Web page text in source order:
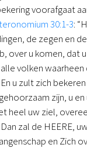
voorafgaat
30:1-3:
de zegen en
over u komen, dat
volken waarheen
u zult zich
zijn, u
heel uw ziel,
zal de HEERE,
en Zich